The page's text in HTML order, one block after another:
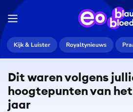
Kijk & Luister Royaltynieuws
Dit waren volgens
hoogtepunten van
jaar